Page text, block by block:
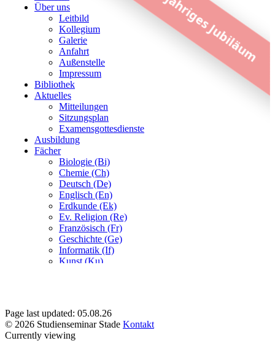
Page last updated: 05.08.26
© 2026 Studienseminar Stade Kontakt
Currently viewing